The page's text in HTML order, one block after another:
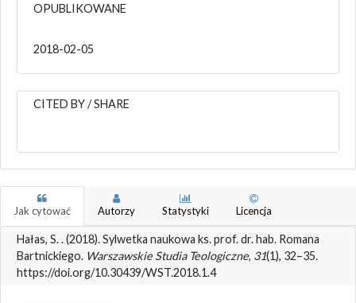
OPUBLIKOWANE
2018-02-05
CITED BY / SHARE
Jak cytować Autorzy Statystyki Licencja
Hałas, S. . (2018). Sylwetka naukowa ks. prof. dr. hab. Romana
Bartnickiego. Warszawskie Studia Teologiczne, 31(1), 32–35.
https://doi.org/10.30439/WST.2018.1.4